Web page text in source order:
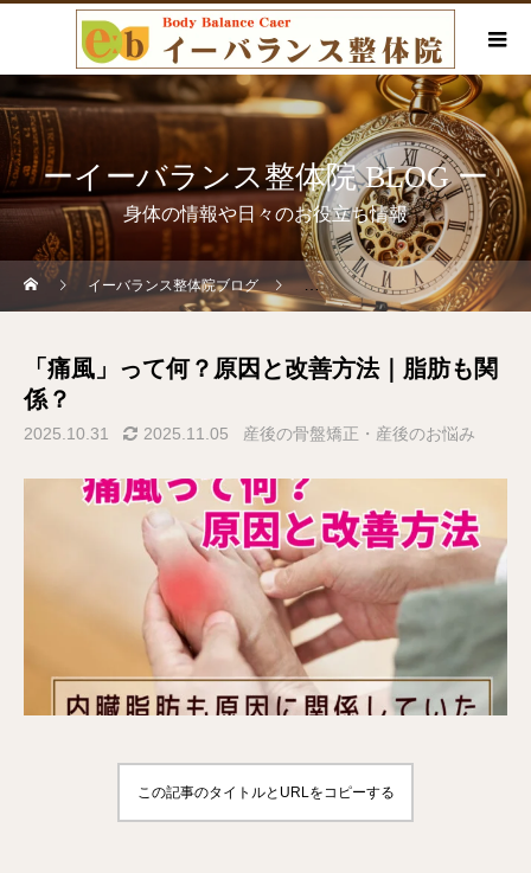
ーイーバランス整体院 BLOG ー
身体の情報や日々のお役立ち情報
イーバランス整体院ブログ 産後の骨盤矯正・産後のお悩み
「痛風」って何？原因と改善方法｜脂肪も関
係？
2025.10.31 2025.11.05 産後の骨盤矯正・産後のお悩み
この記事のタイトルとURLをコピーする